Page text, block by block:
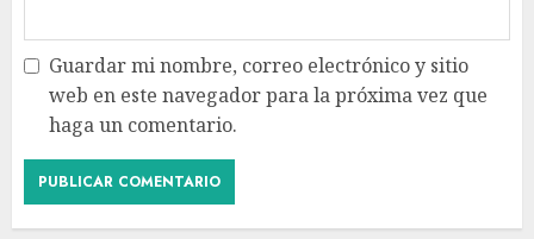
Guardar mi nombre, correo electrónico y sitio
web en este navegador para la próxima vez que
haga un comentario.